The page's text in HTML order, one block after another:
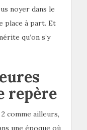
noyer dans le
place à part. Et
qu’on s’y
repère
comme ailleurs,
une époque où